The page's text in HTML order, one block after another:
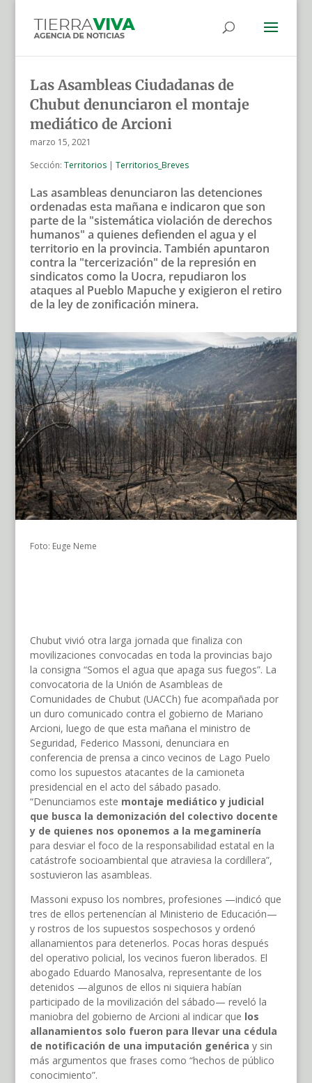
Las Asambleas Ciudadanas de
Chubut denunciaron el montaje
mediático de Arcioni
marzo 15, 2021
Sección: Territorios| Territorios_Breves
Las asambleas denunciaron las detenciones
ordenadas esta mañana e indicaron que son
parte de la "sistemática violación de derechos
humanos" a quienes defienden el agua y el
territorio en la provincia. También apuntaron
contra la "tercerización" de la represión en
sindicatos como la Uocra, repudiaron los
ataques al Pueblo Mapuche y exigieron el retiro
de la ley de zonificación minera.
Foto: Euge Neme
Chubut vivió otra larga jornada que finaliza con
movilizaciones convocadas en toda la provincias bajo
la consigna “Somos el agua que apaga sus fuegos”. La
convocatoria de la Unión de Asambleas de
Comunidades de Chubut (UACCh) fue acompañada por
un duro comunicado contra el gobierno de Mariano
Arcioni, luego de que esta mañana el ministro de
Seguridad, Federico Massoni, denunciara en
conferencia de prensa a cinco vecinos de Lago Puelo
como los supuestos atacantes de la camioneta
presidencial en el acto del sábado pasado.
“Denunciamos este montaje mediático y judicial
que busca la demonización del colectivo docente
y de quienes nos oponemos a la megaminería
para desviar el foco de la responsabilidad estatal en la
catástrofe socioambiental que atraviesa la cordillera”,
sostuvieron las asambleas.
Massoni expuso los nombres, profesiones —indicó que
tres de ellos pertenencían al Ministerio de Educación—
y rostros de los supuestos sospechosos y ordenó
allanamientos para detenerlos. Pocas horas después
del operativo policial, los vecinos fueron liberados. El
abogado Eduardo Manosalva, representante de los
detenidos —algunos de ellos ni siquiera habían
participado de la movilización del sábado— reveló la
maniobra del gobierno de Arcioni al indicar que los
allanamientos solo fueron para llevar una cédula
de notificación de una imputación genérica y sin
más argumentos que frases como “hechos de público
conocimiento”.